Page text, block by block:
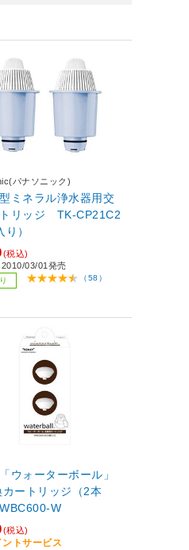
パナソニック)
ミネラル浄水器用交
リッジ TK-CP21C2
り）
(税込)
03/01発売
（58）
ウォーターボール」
カートリッジ（2本
W
(税込)
トサービス